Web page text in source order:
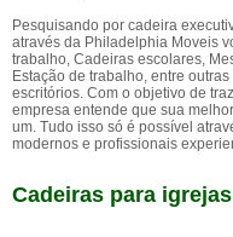
Pesquisando por cadeira
através da Philadelphia Moveis
trabalho, Cadeiras escolares,
Estação de trabalho, entre
escritórios. Com o objetivo de
empresa entende que sua
um. Tudo isso só é possível
modernos e profissionais
Cadeiras para igrejas